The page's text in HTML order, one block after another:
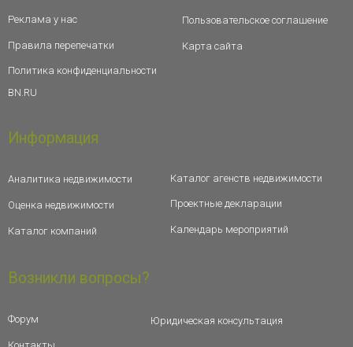
Реклама у нас
Правила перепечатки
Политика конфиденциальности
BN.RU
Пользовательское соглашение
Карта сайта
Информация
Аналитика недвижимости
Оценка недвижимости
Каталог компаний
Каталог агенств недвижимости
Проектные декларации
Календарь мероприятий
Возникли вопросы?
Форум Юридическая консультация